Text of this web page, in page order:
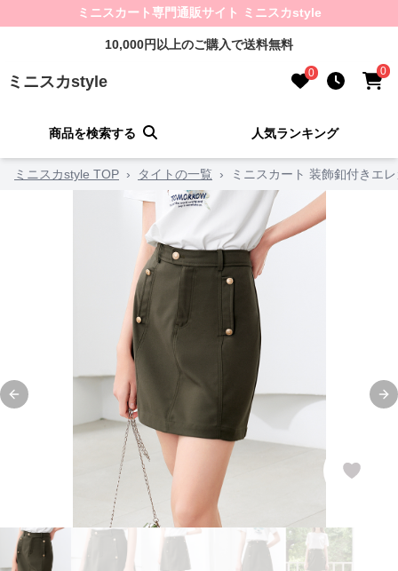
ミニスカート専門通販サイト ミニスカstyle
10,000円以上のご購入で送料無料
ミニスカstyle 0 0
商品を検索する 人気ランキング
ミニスカstyle TOP › タイトの一覧 › ミニスカート 装飾釦付きエ
Previous slide